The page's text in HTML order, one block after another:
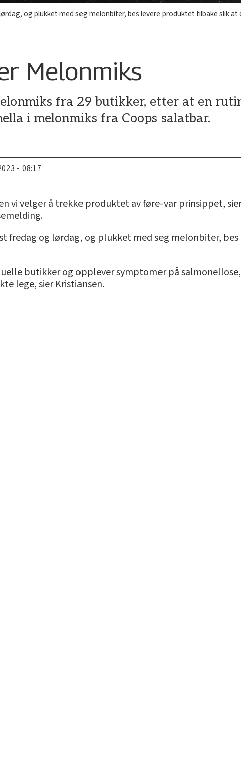
og plukket med seg melonbiter, bes levere produktet tilbake slik at
Melonmiks
fra 29 butikker, etter at en
i melonmiks fra Coops salatbar.
- 08:17
vi velger å trekke produktet av føre-var prinsippet,
fredag og lørdag, og plukket med seg melonbiter,
butikker og opplever symptomer på
lege, sier Kristiansen.